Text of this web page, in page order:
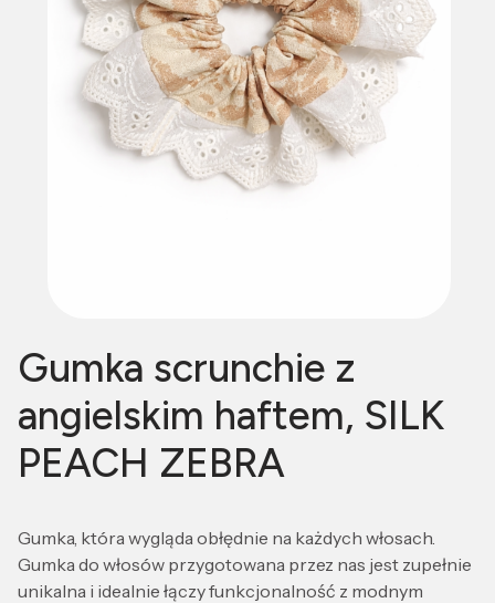
Gumka scrunchie z
angielskim haftem, SILK
PEACH ZEBRA
Gumka, która wygląda obłędnie na każdych włosach.
Gumka do włosów przygotowana przez nas jest zupełnie
unikalna i idealnie łączy funkcjonalność z modnym